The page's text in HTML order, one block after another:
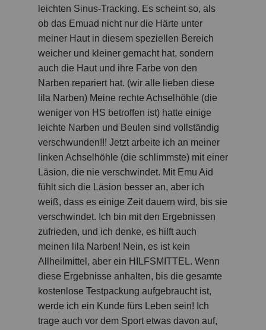
leichten Sinus-Tracking. Es scheint so, als
ob das Emuad nicht nur die Härte unter
meiner Haut in diesem speziellen Bereich
weicher und kleiner gemacht hat, sondern
auch die Haut und ihre Farbe von den
Narben repariert hat. (wir alle lieben diese
lila Narben) Meine rechte Achselhöhle (die
weniger von HS betroffen ist) hatte einige
leichte Narben und Beulen sind vollständig
verschwunden!!! Jetzt arbeite ich an meiner
linken Achselhöhle (die schlimmste) mit einer
Läsion, die nie verschwindet. Mit Emu Aid
fühlt sich die Läsion besser an, aber ich
weiß, dass es einige Zeit dauern wird, bis sie
verschwindet. Ich bin mit den Ergebnissen
zufrieden, und ich denke, es hilft auch
meinen lila Narben! Nein, es ist kein
Allheilmittel, aber ein HILFSMITTEL. Wenn
diese Ergebnisse anhalten, bis die gesamte
kostenlose Testpackung aufgebraucht ist,
werde ich ein Kunde fürs Leben sein! Ich
trage auch vor dem Sport etwas davon auf,